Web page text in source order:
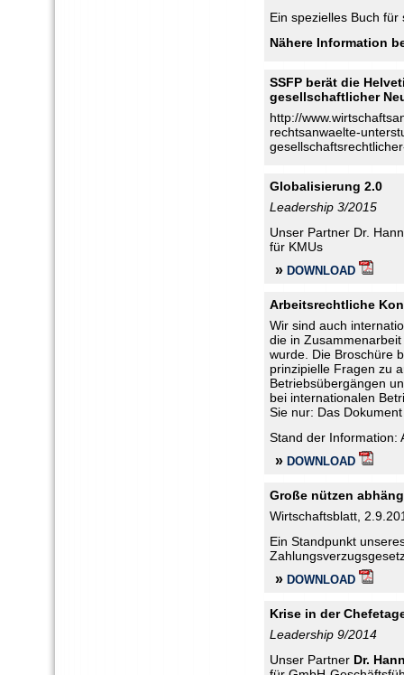
Ein spezielles Buch
Nähere Information
SSFP berät die
gesellschaftlicher
http://
rechtsanwaelte-
Globalisierung 2.0
Leadership 3/2015
Unser Partner Dr.
für KMUs
» DOWNLOAD
Arbeitsrechtliche
Wir sind auch
die in
wurde. Die Broschüre
prinzipielle Fragen zu
Betriebsübergängen
bei internationalen
Sie nur: Das
Stand der Information:
» DOWNLOAD
Große nützen
Wirtschaftsblatt,
Ein Standpunkt
» DOWNLOAD
Krise in der
Leadership 9/2014
Unser Partner Dr.